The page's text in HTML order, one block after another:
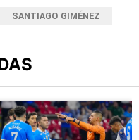
SANTIAGO GIMÉNEZ
"Con ausencias, la
artículo de tendencia con el